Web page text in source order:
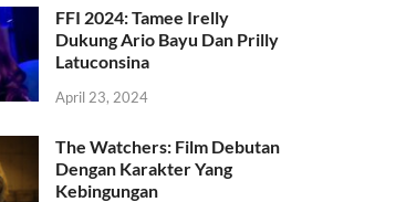
FFI 2024: Tamee Irelly
Dukung Ario Bayu Dan Prilly
Latuconsina
April 23, 2024
The Watchers: Film Debutan
Dengan Karakter Yang
Kebingungan